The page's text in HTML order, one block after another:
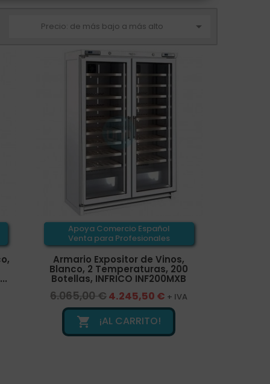
Precio: de más bajo a más alto 
Apoya Comercio Español
Venta para Profesionales
Armario Expositor de Vinos,
Blanco, 2 Temperaturas, 200
Botellas, INFRICO INF200MXB
6.065,00 €4.245,50 € + IVA
 ¡AL CARRITO!